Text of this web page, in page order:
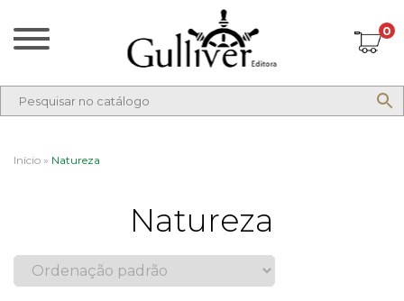
0
Início » Natureza
Natureza